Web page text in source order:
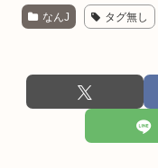
なんJ タグ無し